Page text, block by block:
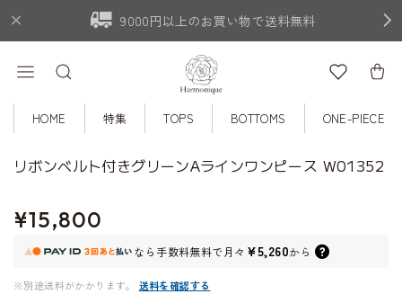
9000円以上のお買い物で送料無料
HOME 特集 TOPS BOTTOMS ONE-PIECE
リボンベルト付きグリーンAラインワンピース W01352
¥15,800
なら 手数料無料で月々 ¥5,260から
※別途送料がかかります。
送料を確認する